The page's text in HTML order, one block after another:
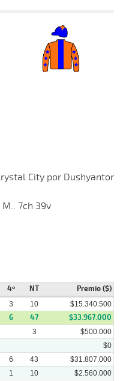
City por Dushyantor
7ch 39v
4º NT Premio ($)
3 10 $15.340.500
6 47 $33.967.000
3
$500.000
$0
6 43
$31.807.000
1 10
$2.560.000